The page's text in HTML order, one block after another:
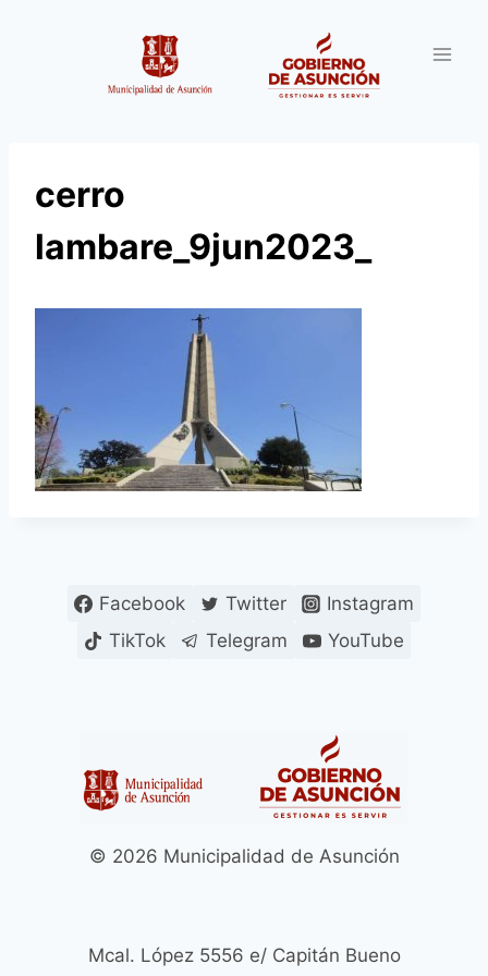
cerro
lambare_9jun2023_
Facebook Twitter
Instagram
TikTok
Telegram YouTube
© 2026 Municipalidad de Asunción
Mcal. López 5556 e/ Capitán Bueno